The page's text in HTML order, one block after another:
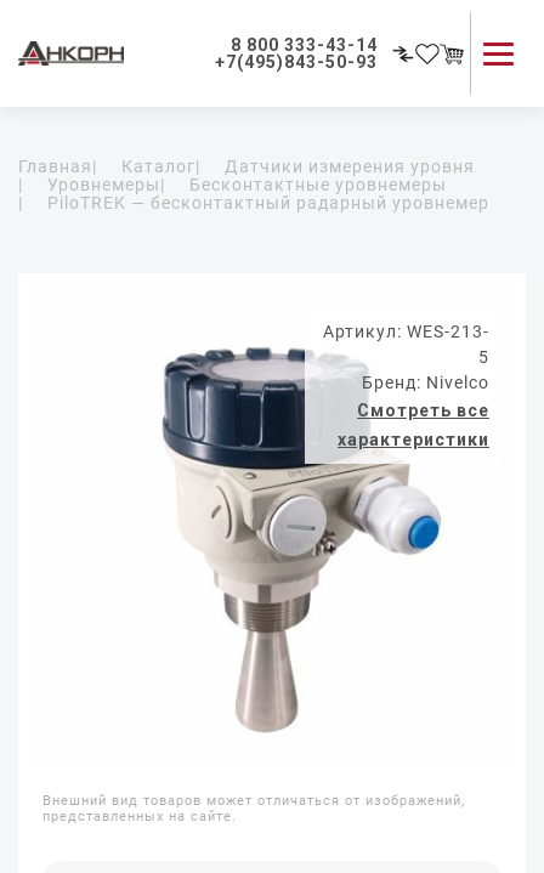
8 800 333-43-14
+7(495)843-50-93
Применение приборов
Как мы работаем
Главная| Каталог|
Датчики измерения уровня
|
Уровнемеры|
Бесконтактные уровнемеры
|
PiloTREK — бесконтактный радарный уровнемер
Артикул: WES-213-
5
Бренд: Nivelco
Смотреть все
характеристики
Внешний вид товаров может отличаться от изображений,
представленных на сайте.